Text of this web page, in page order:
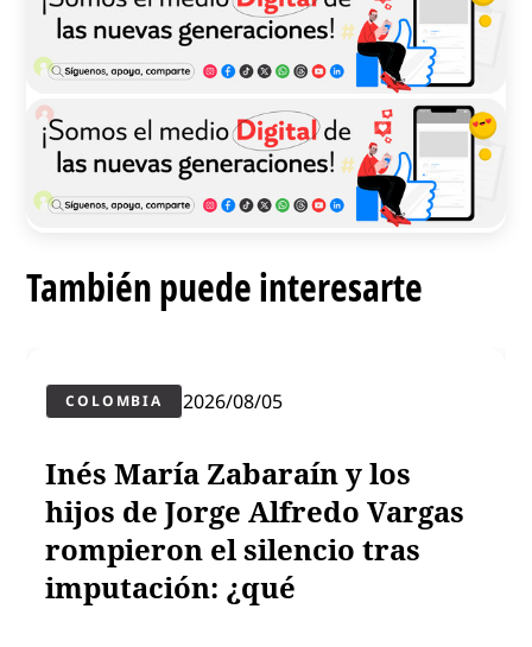
También puede interesarte
COLOMBIA 2026/08/05
Inés María Zabaraín y los
hijos de Jorge Alfredo Vargas
rompieron el silencio tras
imputación: ¿qué